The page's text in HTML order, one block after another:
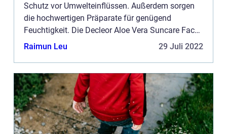
Schutz vor Umwelteinflüssen. Außerdem sorgen
die hochwertigen Präparate für genügend
Feuchtigkeit. Die Decleor Aloe Vera Suncare Face
Cream ist eine Gesichtscreme, die gleichzeitig vor
Raimun Leu 29 Juli 2022